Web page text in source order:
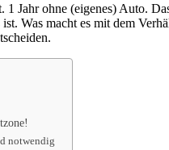
Jahr ohne (eigenes) Auto.
Was macht es mit dem
notwendig